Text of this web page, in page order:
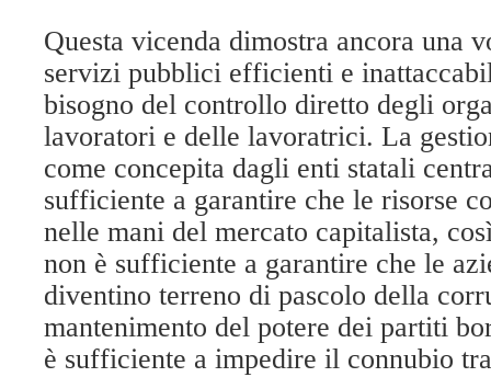
Questa vicenda dimostra ancora una
servizi pubblici efficienti e
bisogno del controllo diretto degli
lavoratori e delle lavoratrici. La
come concepita dagli enti statali
sufficiente a garantire che le risorse
nelle mani del mercato capitalista,
non è sufficiente a garantire che le
diventino terreno di pascolo della
mantenimento del potere dei partiti
è sufficiente a impedire il connubio